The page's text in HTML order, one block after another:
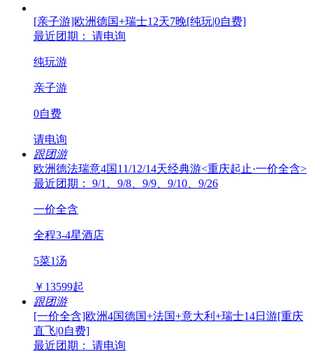
[亲子游]欧洲德国+瑞士12天7晚[纯玩|0自费]
最近团期： 请电询
纯玩游
亲子游
0自费
请电询
跟团游
欧洲德法瑞意4国11/12/14天经典游<重庆起止·一价全含>
最近团期： 9/1、9/8、9/9、9/10、9/26
一价全含
全程3-4星酒店
5菜1汤
￥ 13599起
跟团游
[一价全含]欧洲4国德国+法国+意大利+瑞士14日游[重庆
直飞|0自费]
最近团期： 请电询